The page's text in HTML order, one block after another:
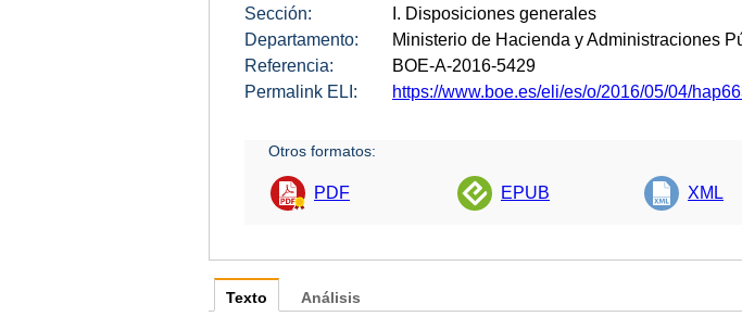
Sección:
I. Disposiciones generales
Departamento:
Ministerio de Hacienda y Administraciones
Referencia:
BOE-A-2016-5429
Permalink ELI:
https://www.boe.es/eli/es/o/2016/05/04/
Otros formatos:
PDF EPUB XML
Texto Análisis